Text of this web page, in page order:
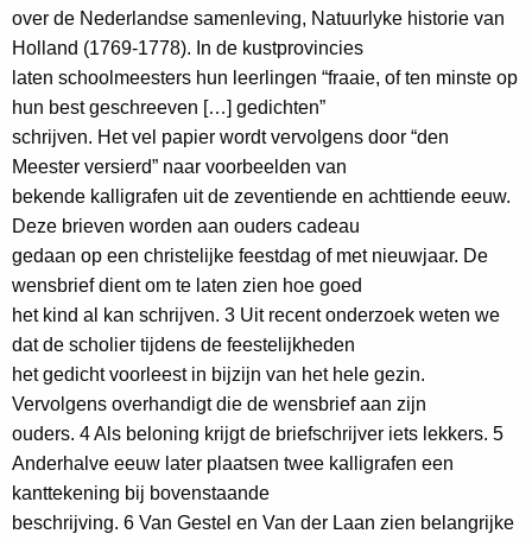
over de Nederlandse samenleving, Natuurlyke historie van
Holland (1769-1778). In de kustprovincies
laten schoolmeesters hun leerlingen “fraaie, of ten minste op
hun best geschreeven […] gedichten”
schrijven. Het vel papier wordt vervolgens door “den
Meester versierd” naar voorbeelden van
bekende kalligrafen uit de zeventiende en achttiende eeuw.
Deze brieven worden aan ouders cadeau
gedaan op een christelijke feestdag of met nieuwjaar. De
wensbrief dient om te laten zien hoe goed
het kind al kan schrijven. 3 Uit recent onderzoek weten we
dat de scholier tijdens de feestelijkheden
het gedicht voorleest in bijzijn van het hele gezin.
Vervolgens overhandigt die de wensbrief aan zijn
ouders. 4 Als beloning krijgt de briefschrijver iets lekkers. 5
Anderhalve eeuw later plaatsen twee kalligrafen een
kanttekening bij bovenstaande
beschrijving. 6 Van Gestel en Van der Laan zien belangrijke